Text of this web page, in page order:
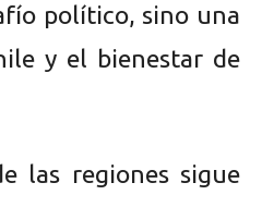
político, sino una
y el bienestar de
las regiones sigue